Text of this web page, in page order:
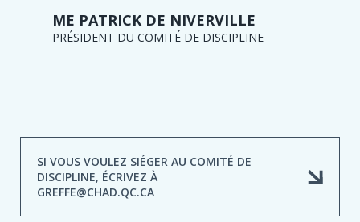
ME PATRICK DE NIVERVILLE
PRÉSIDENT DU COMITÉ DE DISCIPLINE
SI VOUS VOULEZ SIÉGER AU COMITÉ DE
DISCIPLINE, ÉCRIVEZ À
GREFFE@CHAD.QC.CA